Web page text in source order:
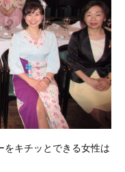
キチッとできる女性は